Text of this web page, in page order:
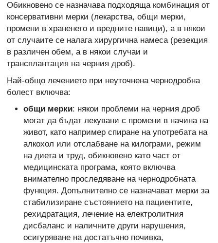
Обикновено се назначава подходяща комбинация от
консервативни мерки (лекарства, общи мерки,
промени в храненето и вредните навици), а в някои
от случаите се налага хирургична намеса (резекция
в различен обем, а в някои случаи и
трансплантация на черния дроб).
Най-общо лечението при неуточнена чернодробна
болест включва:
общи мерки: някои проблеми на черния дроб
могат да бъдат лекувани с промени в начина на
живот, като например спиране на употребата на
алкохол или отслабване на килограми, режим
на диета и труд, обикновено като част от
медицинската програма, която включва
внимателно проследяване на чернодробната
функция. Допълнително се назначават мерки за
стабилизиране състоянието на пациентите,
рехидратация, лечение на електролитния
дисбаланс и наличните други нарушения,
осигуряване на достатъчно почивка,